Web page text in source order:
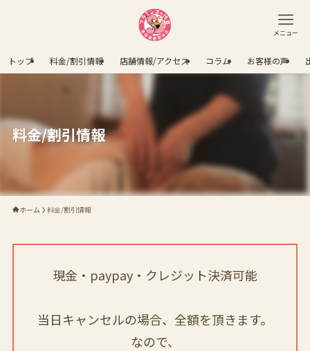
メニュー
トップ 料金/割引情報 店舗情報/アクセス コラム お客様の声
料金/割引情報
ホーム 料金/割引情報
現金・paypay・クレジット決済可能
当日キャンセルの場合、全額を頂きます。
なので、